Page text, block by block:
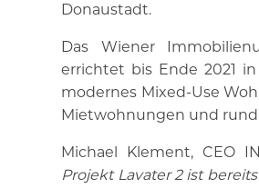
Donaustadt.
Das Wiener
errichtet bis Ende 2021
modernes Mixed-Use
Mietwohnungen und rund
Michael Klement, CEO
Projekt Lavater 2 ist